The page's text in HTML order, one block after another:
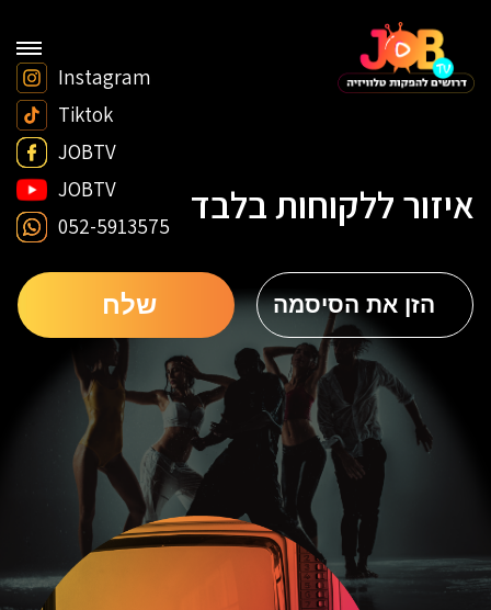
Instagram
Tiktok
JOBTV
JOBTV
052-5913575
איזור ללקוחות בלבד